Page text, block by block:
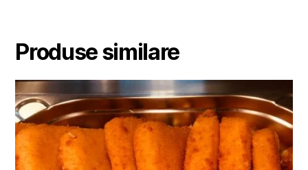
Produse similare